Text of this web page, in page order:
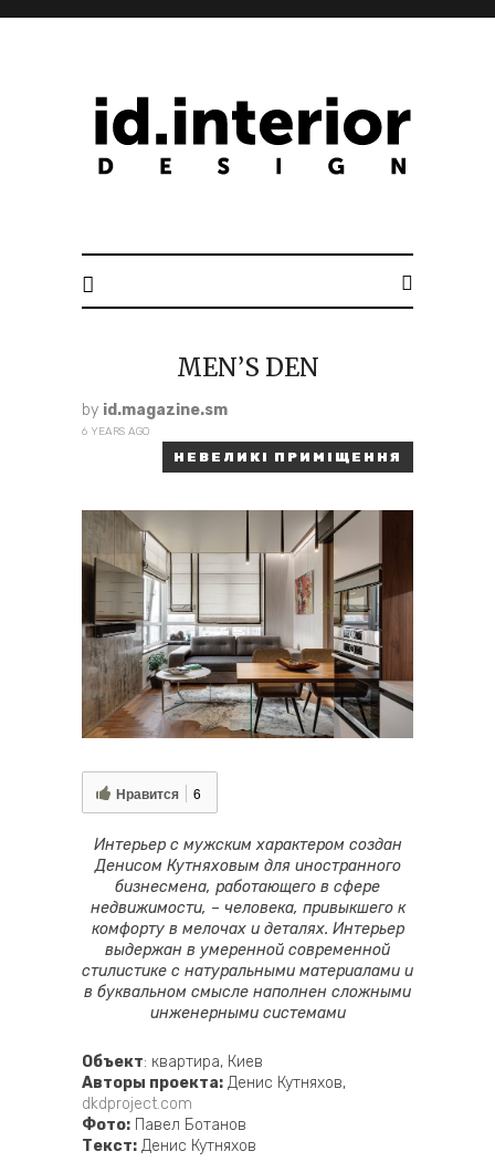
MEN’S DEN
by id.magazine.sm
6 YEARS AGO
НЕВЕЛИКІ ПРИМІЩЕННЯ
Нравится 6
Интерьер с мужским характером создан
Денисом Кутняховым для иностранного
бизнесмена, работающего в сфере
недвижимости, – человека, привыкшего к
комфорту в мелочах и деталях. Интерьер
выдержан в умеренной современной
стилистике с натуральными материалами и
в буквальном смысле наполнен сложными
инженерными системами
Объект: квартира, Киев
Авторы проекта: Денис Кутняхов,
dkdproject.сom
Фото: Павел Ботанов
Текст: Денис Кутняхов